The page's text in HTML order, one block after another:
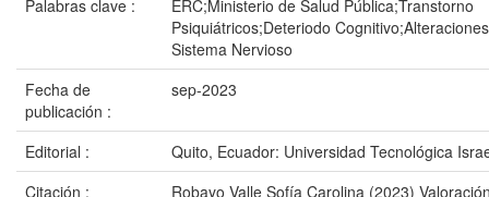
Palabras clave :
ERC;Ministerio de Salud Pública;Transtorno
Psiquiátricos;Deteriodo
Sistema Nervioso
Fecha de
publicación :
sep-2023
Editorial :
Quito, Ecuador: Universidad Tecnológica
Citación :
Robayo Valle Sofía Carolina (2023)